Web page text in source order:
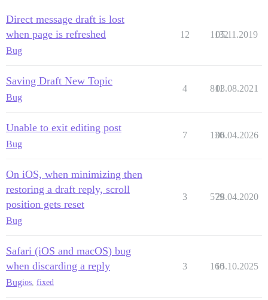
Direct message draft is lost
when page is refreshed
Bug
12 1132
05.11.2019
Saving Draft New Topic
Bug
4 811
03.08.2021
Unable to exit editing post
Bug
7 130
06.04.2026
On iOS, when minimizing then
restoring a draft reply, scroll
position gets reset
Bug
3 579
28.04.2020
Safari (iOS and macOS) bug
when discarding a reply
Bugios, fixed
3 160
15.10.2025